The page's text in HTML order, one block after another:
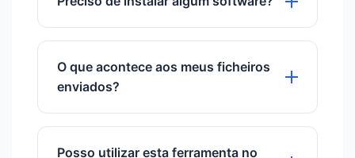
Não é necessária instalação. Esta é
uma ferramenta online baseada na
cloud.
O que acontece aos meus ficheiros
enviados?
A privacidade é a nossa prioridade.
Todos os ficheiros enviados são
Posso utilizar esta ferramenta no